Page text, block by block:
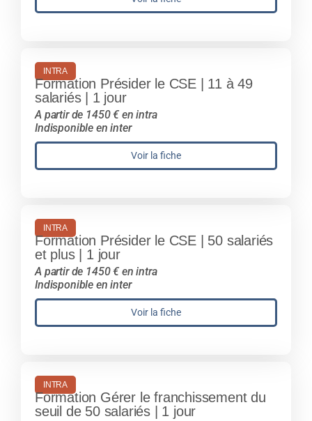
INTRA
Formation Présider le CSE | 11 à 49
salariés | 1 jour
A partir de 1450 € en intra
Indisponible en inter
Voir la fiche
INTRA
Formation Présider le CSE | 50 salariés
et plus | 1 jour
A partir de 1450 € en intra
Indisponible en inter
Voir la fiche
INTRA
Formation Gérer le franchissement du
seuil de 50 salariés | 1 jour